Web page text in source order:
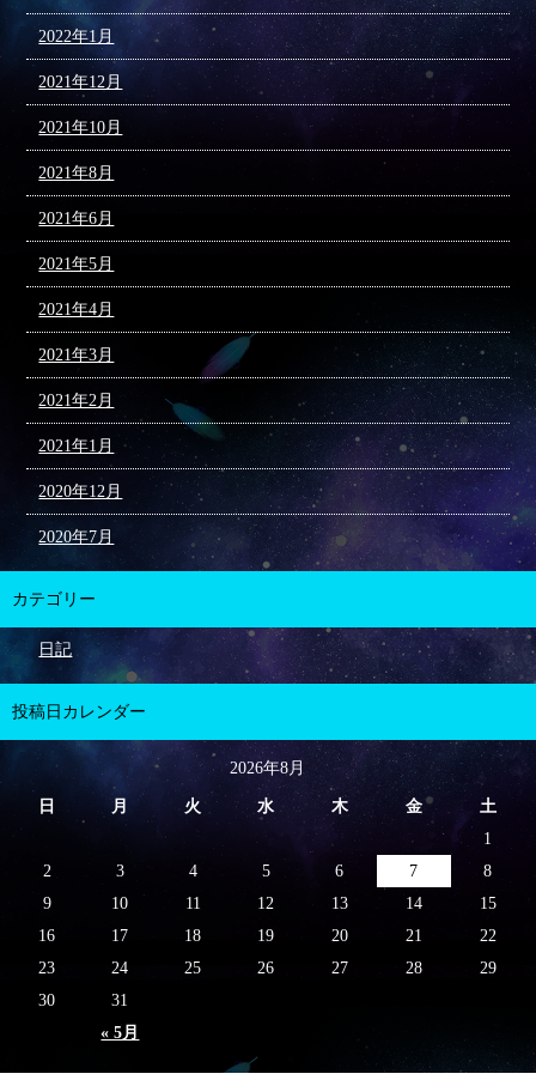
2022年1月
2021年12月
2021年10月
2021年8月
2021年6月
2021年5月
2021年4月
2021年3月
2021年2月
2021年1月
2020年12月
2020年7月
カテゴリー
日記
投稿日カレンダー
2026年8月
日 月 火 水 木 金 土
« 5月
1
2
3 4 5 6 7
8
9
10 11 12 13 14
15
16
17 18 19 20 21
22
23
24 25 26 27 28
29
30
31